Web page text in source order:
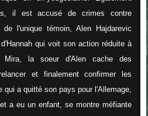
il est accusé de crimes contre
de l'unique témoin, Alen Hajdarevic
qui voit son action réduite à
Mira, la soeur d'Alen cache des
et finalement confirmer les
qui a quitté son pays pour l'Allemage,
a eu un enfant, se montre méfiante